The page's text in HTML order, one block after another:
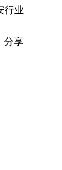
行业
分享